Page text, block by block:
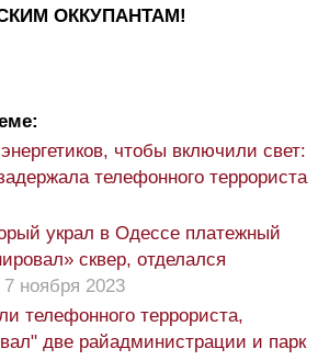
ОККУПАНТАМ!
чтобы включили свет:
телефонного террориста
украл в Одессе платежный
сквер, отделался
7 ноября 2023
телефонного террориста,
две райадминистрации и парк